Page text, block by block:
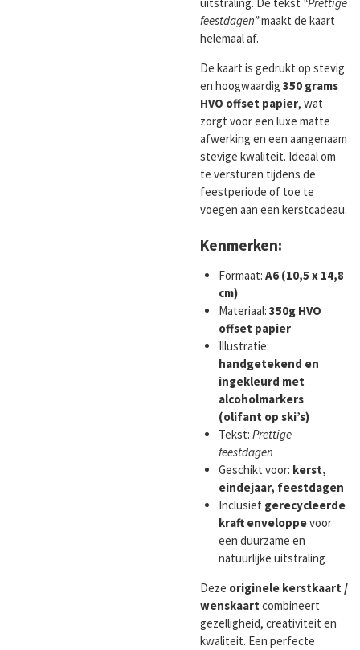
feestdagen”maakt de kaart
helemaal af.
De kaart is gedrukt op stevig
en hoogwaardig 350 grams
HVO offset papier, wat
zorgt voor een luxe matte
afwerking en een aangenaam
stevige kwaliteit. Ideaal om
te versturen tijdens de
feestperiode of toe te
voegen aan een kerstcadeau.
Kenmerken:
Formaat: A6 (10,5 x 14,8
cm)
Materiaal: 350g HVO
offset papier
Illustratie:
handgetekend en
ingekleurd met
alcoholmarkers
(olifant op ski’s)
Tekst: Prettige
feestdagen
Geschikt voor: kerst,
eindejaar, feestdagen
Inclusief gerecycleerde
kraft enveloppevoor
een duurzame en
natuurlijke uitstraling
Deze originele kerstkaart /
wenskaart combineert
gezelligheid, creativiteit en
kwaliteit. Een perfecte